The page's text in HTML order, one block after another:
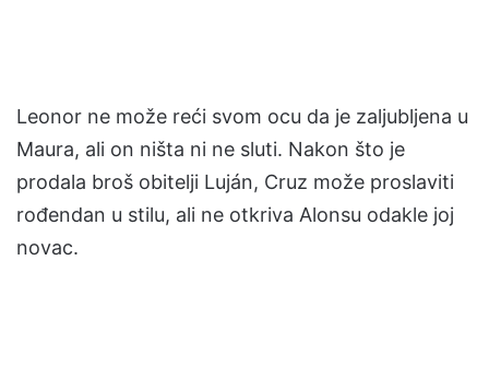
Leonor ne može reći svom ocu da je zaljubljena u
Maura, ali on ništa ni ne sluti. Nakon što je
prodala broš obitelji Luján, Cruz može proslaviti
rođendan u stilu, ali ne otkriva Alonsu odakle joj
novac.